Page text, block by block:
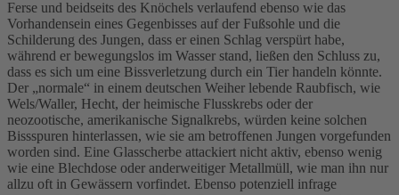
Ferse und beidseits des Knöchels verlaufend ebenso wie das
Vorhandensein eines Gegenbisses auf der Fußsohle und die
Schilderung des Jungen, dass er einen Schlag verspürt habe,
während er bewegungslos im Wasser stand, ließen den Schluss zu,
dass es sich um eine Bissverletzung durch ein Tier handeln könnte.
Der „normale“ in einem deutschen Weiher lebende Raubfisch, wie
Wels/Waller, Hecht, der heimische Flusskrebs oder der
neozootische, amerikanische Signalkrebs, würden keine solchen
Bissspuren hinterlassen, wie sie am betroffenen Jungen vorgefunden
worden sind. Eine Glasscherbe attackiert nicht aktiv, ebenso wenig
wie eine Blechdose oder anderweitiger Metallmüll, wie man ihn nur
allzu oft in Gewässern vorfindet. Ebenso potenziell infrage